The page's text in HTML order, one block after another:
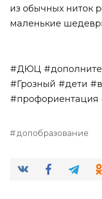
из обычных ниток
маленькие
#ДЮЦ
#Грозный #дети
#профориентация
допобразование